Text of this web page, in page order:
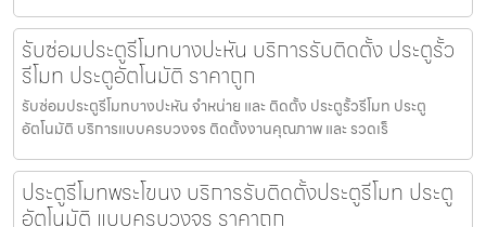
รับซ่อมประตูรีโมทบางปะหัน บริการรับติดตั้ง ประตูรั้ว
รีโมท ประตูอัตโนมัติ ราคาถูก
รับซ่อมประตูรีโมทบางปะหัน จำหน่าย และ ติดตั้ง ประตูรั้วรีโมท ประตู
อัตโนมัติ บริการแบบครบวงจร ติดตั้งงานคุณภาพ และ รวดเร็
ประตูรีโมทพระโขนง บริการรับติดตั้งประตูรีโมท ประตู
อัตโนมัติ แบบครบวงจร ราคาถูก